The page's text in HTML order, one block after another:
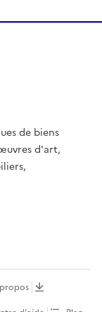
de biens
d'art,